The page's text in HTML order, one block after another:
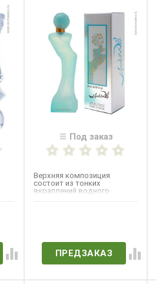
Под заказ
Верхняя композиция
состоит из тонких
вкраплений водного
ПРЕДЗАКАЗ